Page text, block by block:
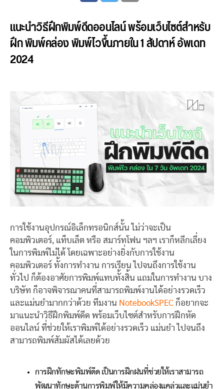
แนะนำวิธีฝึกพิมพ์ดีดออนไลน์ พร้อมเว็บไซต์สำหรับ
ฝึก พิมพ์คล่อง พิมพ์ไวขึ้นภายใน 1 สัปดาห์ อัพเดท
2024
การใช้งานอุปกรณ์อิเล็กทรอนิกส์นั้น ไม่ว่าจะเป็น
คอมพิวเตอร์, แท็บเล็ต หรือ สมาร์ทโฟน ฯลฯ เราก็หลีกเลี่ยง
ในการพิมพ์ไม่ได้ โดยเฉพาะอย่างยิ่งกับการใช้งาน
คอมพิวเตอร์ ทั้งการทำงาน การเรียน ไปจนถึงการใช้งาน
ทั่วไป ก็ต้องอาศัยการพิมพ์แทบทั้งสิ้น แถมในการทำงาน บาง
บริษัท ก็อาจพิจารณาคนที่สามารถพิมพ์งานได้อย่างรวดเร็ว
และแม่นยำมากกว่าด้วย ทีมงาน NotebookSPEC ก็อยากจะ
มาแนะนำวิธีฝึกพิมพ์ดีด พร้อมเว็บไซต์สำหรับการฝึกหัด
ออนไลน์ ที่ช่วยให้เราพิมพ์ได้อย่างรวดเร็ว แม่นยำ ไปจนถึง
สามารถพิมพ์สัมผัสได้เลยด้วย
การฝึกทักษะพิมพ์ดีด เป็นการฝึกฝนที่ช่วยให้เราสามารถ
พัฒนาทักษะด้านการพิมพ์ให้มีความคล่องแคล่วและแม่นยำ